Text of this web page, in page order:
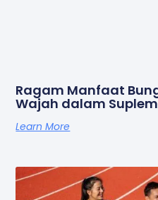
Ragam Manfaat
Wajah dalam
Learn More